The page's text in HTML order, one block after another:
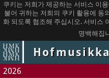
쿠키는 저희가 제공하는 서비스 이
불어 귀하는 저희의 쿠키 활용에 동
화 되도록 협조해 주십시오. 서비스
명백해집
2026